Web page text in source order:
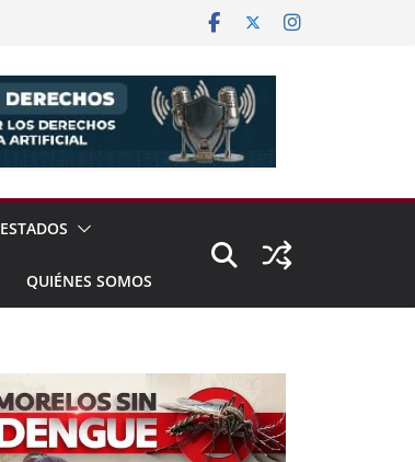
ESTADOS
QUIÉNES SOMOS